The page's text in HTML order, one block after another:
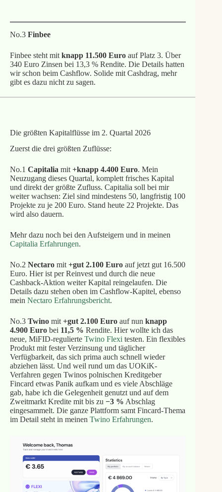
No.3 Finbee
Finbee steht mit knapp 11.500 Euroauf Platz 3. Über
340 Euro Zinsen bei 13,3 % Rendite. Die Details hatten
wir schon beim Cashflow. Solide mit Cashdrag, mehr
gibt es dazu nicht zu sagen.
Die größten Kapitalflüsse im 2. Quartal 2026
Zuerst die drei größten Zuflüsse:
No.1 Capitaliamit+knapp 4.400 Euro. Mein
Neuzugang dieses Quartal, komplett frisches Kapital
und direkt der größte Zufluss. Capitalia soll bei mir
weiter wachsen: Ziel sind mindestens 50, langfristig 100
Projekte zu je 200 Euro. Stand heute 22 Projekte. Das
wird also dauern.
Mehr dazu noch bei den Aufsteigern und in meinen
Capitalia Erfahrungen.
No.2 Nectaromit+gut 2.100 Euroauf jetzt gut 16.500
Euro. Hier ist per Reinvest und durch die neue
Cashback-Aktion weiter Kapital reingelaufen. Die
Details dazu stehen oben im Cashflow-Kapitel, ebenso
mein Nectaro Erfahrungsbericht.
No.3 Twinomit+gut 2.100 Euroauf nun knapp
4.900 Eurobei 11,5 % Rendite. Hier wollte ich das
neue, MiFID-regulierte Twino Flexitesten. Ein flexibles
Produkt mit fester Verzinsung und täglicher
Verfügbarkeit, das sich prima auch schnell wieder
abziehen lässt. Und weil rund um das UOKiK-
Verfahren gegen Twinos polnischen Kreditgeber
Fincard etwas Panik aufkam und es viele Abschläge
gab, habe ich die Gelegenheit genutzt und auf dem
Zweitmarkt Kredite mit bis zu −3 % Abschlag
eingesammelt. Die ganze Plattform samt Fincard-Thema
im Detail steht in meinen Twino Erfahrungen.